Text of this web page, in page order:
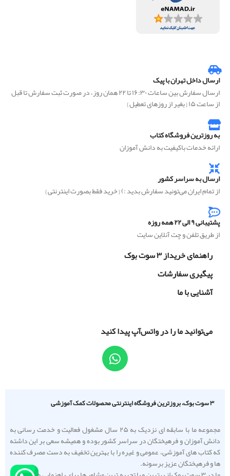
ارسال داخل تهران با پیک
ارسال سفارش بین ساعات ۱۶:۳۰ تا ۲۲ همان روز، در صورت ثبت سفارش تا قبل
از ساعت ۱۵ { بغیر از روزهای تعطیل }
به روزترین فروشگاه کتاب
ارائه خدمات باکیفیت به دانش آموزان
ارسال به سراسر کشور
از تمام ایران می‌تونید سفارش بدید :) { خرید فقط بصورت اینترنتی }
پشتیبانی ۹ الی ۲۲ همه روزه
از طریق تلفن و چت آنلاین سایت
راهنمای خریداز ۳ سوت بوک
پیگیری سفارشات
آشنایی با ما
می‌توانید ما را در واتس‌آپ پیدا کنید
۳ سوت بوک، بروزترین فروشگاه اینترنتی محصولات کمک آموزشی
مجموعه ما با سابقه ای نزدیک به ۲۵ سال مشغول فعالیت و خدمت رسانی به
دانش آموزان و فرهیختگان در سراسر کشور بوده و همیشه سعی بر این داشته
که کتاب های آموزشی، عمومی و غیره را با بهترین تخفیف به دست مصرف کننده
ها و فرهیختگان عزیز برسونه.